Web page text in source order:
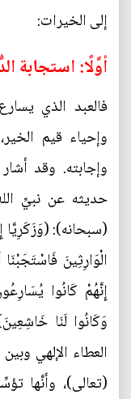
إلى الخيرات:
أوَّلًا: استجابة
فالعبد الذي
وإحياء قيم
وإجابته. وقد
حديثه عن نبيِّ
(سبحانه): (وَزَكَرِيَّا
الْوَارِثِينَ
إِنَّهُمْ كَانُوا
العطاء الإلهي
(تعالى)، وأنَّها